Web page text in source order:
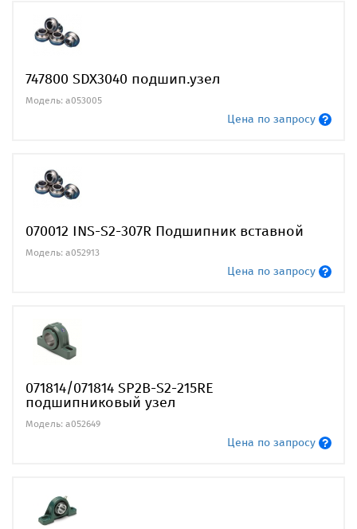
747800 SDX3040 подшип.узел
Модель: a053005
Цена по запросу
070012 INS-S2-307R Подшипник вставной
Модель: a052913
Цена по запросу
071814/071814 SP2B-S2-215RE
подшипниковый узел
Модель: a052649
Цена по запросу